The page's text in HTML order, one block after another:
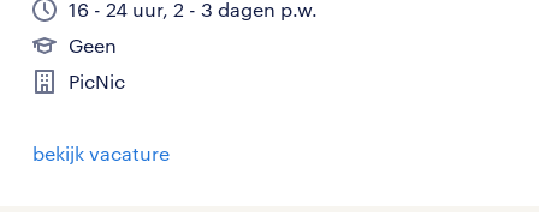
16 - 24 uur, 2 - 3 dagen p.w.
Geen
PicNic
bekijk vacature